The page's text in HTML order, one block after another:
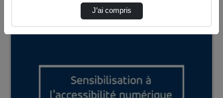
00:18:03
J’ai compris